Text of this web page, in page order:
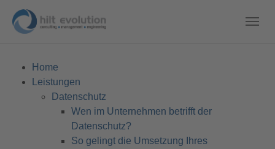
Home
Leistungen
Datenschutz
Wen im Unternehmen betrifft der
Datenschutz?
So gelingt die Umsetzung Ihres